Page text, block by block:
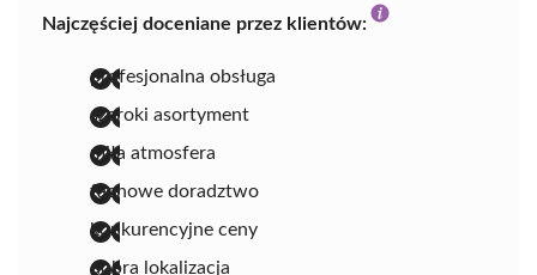
Najczęściej doceniane przez klientów:
profesjonalna obsługa
szeroki asortyment
miła atmosfera
fachowe doradztwo
konkurencyjne ceny
dobra lokalizacja